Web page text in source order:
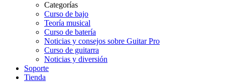
Categorías
Curso de bajo
Teoría musical
Curso de batería
Noticias y consejos sobre Guitar Pro
Curso de guitarra
Noticias y diversión
Soporte
Tienda